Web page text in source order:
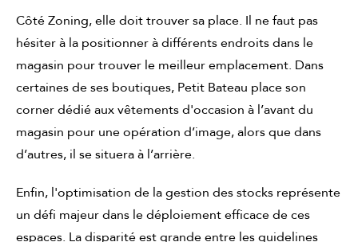
Côté Zoning, elle doit trouver sa place. Il ne faut pas
hésiter à la positionner à différents endroits dans le
magasin pour trouver le meilleur emplacement. Dans
certaines de ses boutiques, Petit Bateau place son
corner dédié aux vêtements d'occasion à l’avant du
magasin pour une opération d’image, alors que dans
d’autres, il se situera à l’arrière.
Enfin, l'optimisation de la gestion des stocks représente
un défi majeur dans le déploiement efficace de ces
espaces. La disparité est grande entre les guidelines